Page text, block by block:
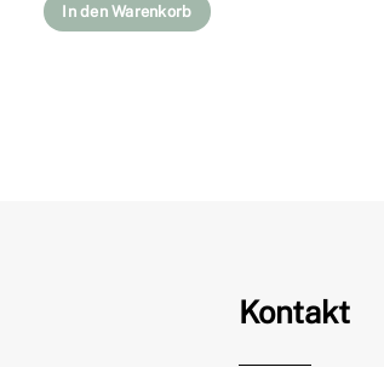
In den Warenkorb
Kontakt